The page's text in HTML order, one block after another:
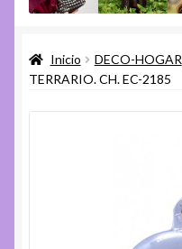
Ayuda
Inicio DECO-HOGAR
TERRARIO. CH. EC-2185